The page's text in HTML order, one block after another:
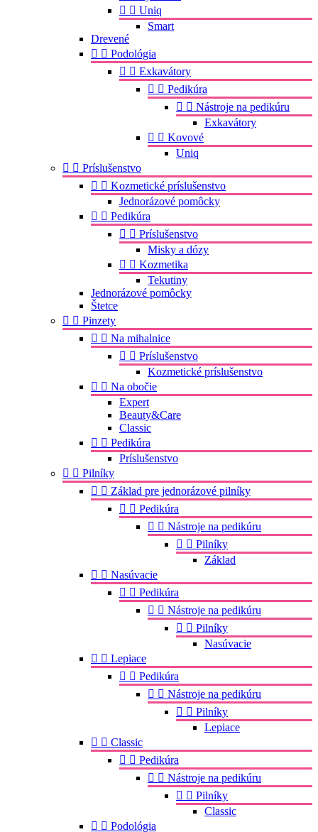
  Uniq
Smart
Drevené
  Podológia
  Exkavátory
  Pedikúra
  Nástroje na pedikúru
Exkavátory
  Kovové
Uniq
  Príslušenstvo
  Kozmetické príslušenstvo
Jednorázové pomôcky
  Pedikúra
  Príslušenstvo
Misky a dózy
  Kozmetika
Tekutiny
Jednorázové pomôcky
Štetce
  Pinzety
  Na mihalnice
  Príslušenstvo
Kozmetické príslušenstvo
  Na obočie
Expert
Beauty&Care
Classic
  Pedikúra
Príslušenstvo
  Pilníky
  Základ pre jednorázové pilníky
  Pedikúra
  Nástroje na pedikúru
  Pilníky
Základ
  Nasúvacie
  Pedikúra
  Nástroje na pedikúru
  Pilníky
Nasúvacie
  Lepiace
  Pedikúra
  Nástroje na pedikúru
  Pilníky
Lepiace
  Classic
  Pedikúra
  Nástroje na pedikúru
  Pilníky
Classic
  Podológia